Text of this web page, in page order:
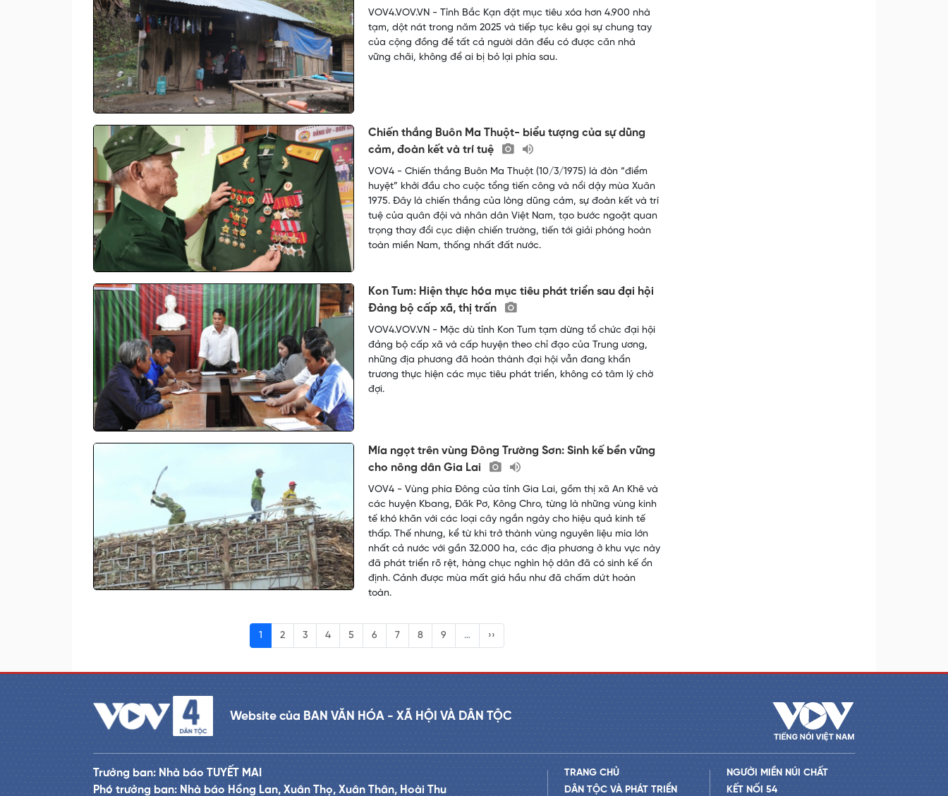
VOV4.VOV.VN - Tỉnh Bắc Kạn đặt mục tiêu xóa hơn 4.900 nhà
tạm, dột nát trong năm 2025 và tiếp tục kêu gọi sự chung tay
của cộng đồng để tất cả người dân đều có được căn nhà
vững chãi, không để ai bị bỏ lại phía sau.
Chiến thắng Buôn Ma Thuột- biểu tượng của sự dũng
cảm, đoàn kết và trí tuệ
VOV4 - Chiến thắng Buôn Ma Thuột (10/3/1975) là đòn “điểm
huyệt” khởi đầu cho cuộc tổng tiến công và nổi dậy mùa Xuân
1975. Đây là chiến thắng của lòng dũng cảm, sự đoàn kết và trí
tuệ của quân đội và nhân dân Việt Nam, tạo bước ngoặt quan
trọng thay đổi cục diện chiến trường, tiến tới giải phóng hoàn
toàn miền Nam, thống nhất đất nước.
Kon Tum: Hiện thực hóa mục tiêu phát triển sau đại hội
Đảng bộ cấp xã, thị trấn
VOV4.VOV.VN - Mặc dù tỉnh Kon Tum tạm dừng tổ chức đại hội
đảng bộ cấp xã và cấp huyện theo chỉ đạo của Trung ương,
những địa phương đã hoàn thành đại hội vẫn đang khẩn
trương thực hiện các mục tiêu phát triển, không có tâm lý chờ
đợi.
Mía ngọt trên vùng Đông Trường Sơn: Sinh kế bền vững
cho nông dân Gia Lai
VOV4 - Vùng phía Đông của tỉnh Gia Lai, gồm thị xã An Khê và
các huyện Kbang, Đăk Pơ, Kông Chro, từng là những vùng kinh
tế khó khăn với các loại cây ngắn ngày cho hiệu quả kinh tế
thấp. Thế nhưng, kể từ khi trở thành vùng nguyên liệu mía lớn
nhất cả nước với gần 32.000 ha, các địa phương ở khu vực này
đã phát triển rõ rệt, hàng chục nghìn hộ dân đã có sinh kế ổn
định. Cảnh được mùa mất giá hầu như đã chấm dứt hoàn
toàn.
1 2 3 4 5 6 7 8 9 … ››
Website của BAN VĂN HÓA - XÃ HỘI VÀ DÂN TỘC
Trưởng ban: Nhà báo TUYẾT MAI
Phó trưởng ban: Nhà báo Hồng Lan, Xuân Thọ, Xuân Thân, Hoài Thu
TRANG CHỦ
DÂN TỘC VÀ PHÁT TRIỂN
NGƯỜI MIỀN NÚI CHẤT
KẾT NỐI 54